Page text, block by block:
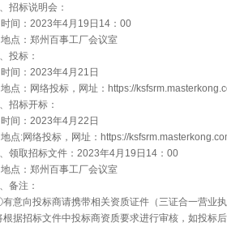
招标说明会：
间：2023年4月19日14：00
点：郑州百事工厂会议室
投标：
间：2023年4月21日
点：网络投标，网址：https://
招标开标：
间：2023年4月22日
点:网络投标，网址：https://
领取招标文件：2023年4月19日14：00
点：郑州百事工厂会议室
备注：
意向投标商请携带相关资质证件（三证合一营业
根据招标文件中投标商资质要求进行审核，如投标